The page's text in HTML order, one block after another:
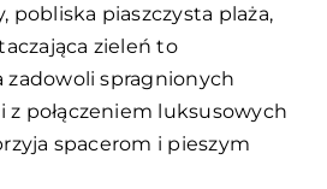
pobliska piaszczysta plaża,
zieleń to
zadowoli spragnionych
z połączeniem luksusowych
spacerom i pieszym